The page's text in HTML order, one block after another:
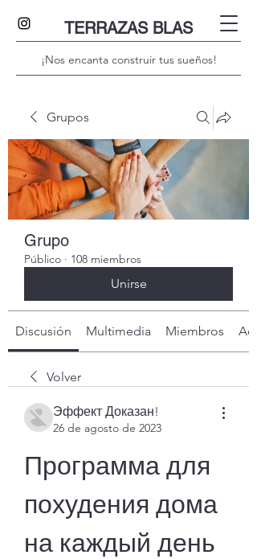
TERRAZAS BLAS
¡Nos encanta construir tus sueños!
Grupos
Grupo
Público · 108 miembros
Unirse
Discusión Multimedia Miembros
Volver
Эффект Доказан!
26 de agosto de 2023
Программа для
похудения дома
на каждый день